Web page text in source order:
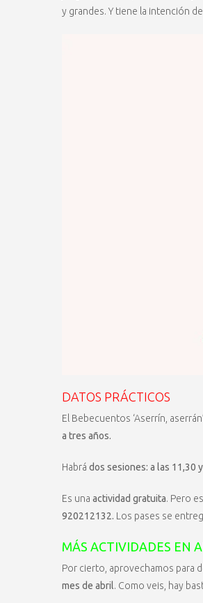
y grandes. Y tiene la intención
DATOS PRÁCTICOS
El Bebecuentos ‘Aserrín,
a tres años.
Habrá dos sesiones: a las 11,30
Es una actividad gratuita. Pero es
920212132. Los pases se
MÁS ACTIVIDADES EN
Por cierto, aprovechamos para
mes de abril. Como veis, hay